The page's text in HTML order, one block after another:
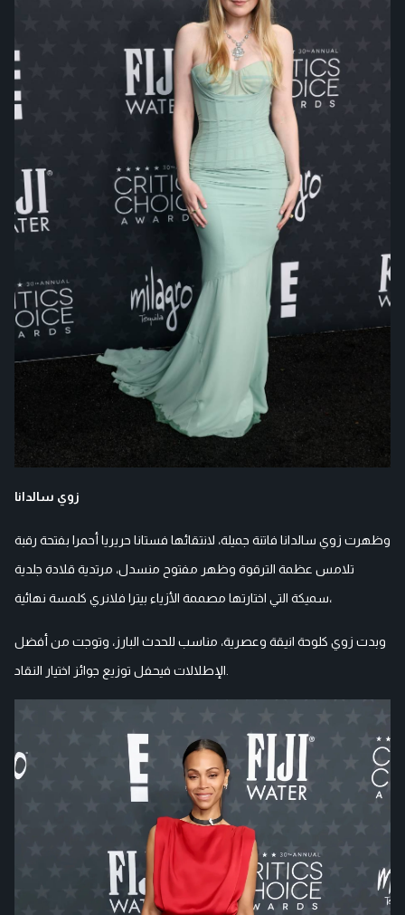
زوي سالدانا
وظهرت زوي سالدانا فاتنة جميلة، لانتقائها فستانا حريريا أحمرا بفتحة رقبة
تلامس عظمة الترقوة وظهر مفتوح منسدل، مرتدية قلادة جلدية
سميكة التي اختارتها مصممة الأزياء بيترا فلانري كلمسة نهائية،
وبدت زوي كلوحة انيقة وعصرية، مناسب للحدث البارز، وتوجت من أفضل
الإطلالات في